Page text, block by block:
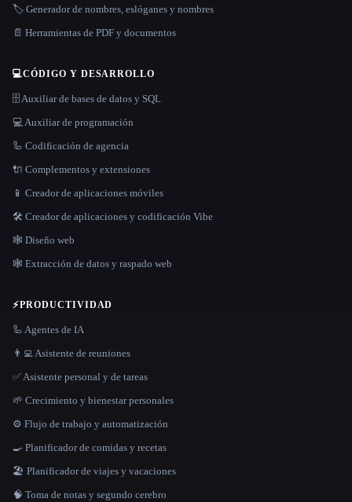
🏷️ Generador de nombres, eslóganes y nombres
📄 Herramientas de PDF y documentos
💻CÓDIGO Y DESARROLLO
🗄️ Auxiliar de bases de datos y SQL
💻 Auxiliar de programación
🦾 Codificación de agencia
🔌 Complementos y extensiones
📱 Creador de aplicaciones móviles
🛠️ Creador de aplicaciones y codificación Vibe
🕸 Diseño web
🕸️ Extracción de datos y raspado web
⚡PRODUCTIVIDAD
🦾 Agentes de IA
👨‍💻 Asistente de reuniones
✅ Asistente personal y de tareas
🌱 Crecimiento y bienestar personales
⚙️ Flujo de trabajo y automatización
🍳 Planificador de comidas y recetas
🏖 Planificador de viajes y vacaciones
🧠 Toma de notas y segundo cerebro